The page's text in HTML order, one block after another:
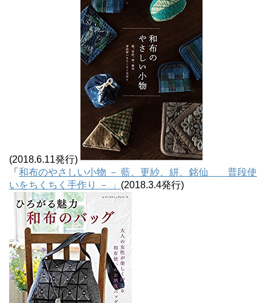
(2018.6.11発行)
「 和布のやさしい小物 － 藍、更紗、絣、銘仙 普段使
いをちくちく手作り － 」 (2018.3.4発行)